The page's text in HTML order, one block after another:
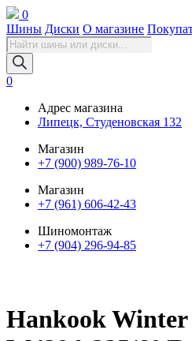
0
Шины Диски О магазине
Поиск
товаров
0
Адрес магазина
Липецк, Студеновская 132
Магазин
+7 (900) 989-76-10
Магазин
+7 (961) 606-42-43
Шиномонтаж
+7 (904) 296-94-85
Hankook